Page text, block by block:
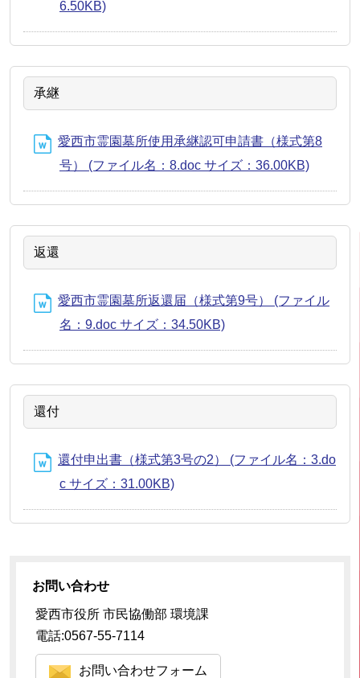
6.50KB)
承継
愛西市霊園墓所使用承継認可申請書（様式第8
号） (ファイル名：8.doc サイズ：36.00KB)
返還
愛西市霊園墓所返還届（様式第9号） (ファイル
名：9.doc サイズ：34.50KB)
還付
還付申出書（様式第3号の2） (ファイル名：3.do
c サイズ：31.00KB)
お問い合わせ
愛西市役所 市民協働部 環境課
電話:0567-55-7114
お問い合わせフォーム